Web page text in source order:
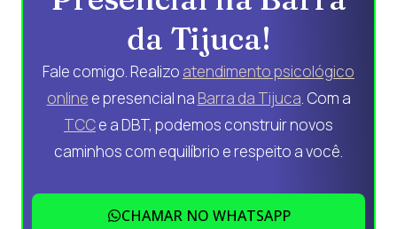
da Tijuca!
Fale comigo. Realizo atendimento psicológico
online e presencial na Barra da Tijuca. Com a
TCCe a DBT, podemos construir novos
caminhos com equilíbrio e respeito a você.
CHAMAR NO WHATSAPP